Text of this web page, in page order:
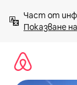
към
съдържанието
Показване